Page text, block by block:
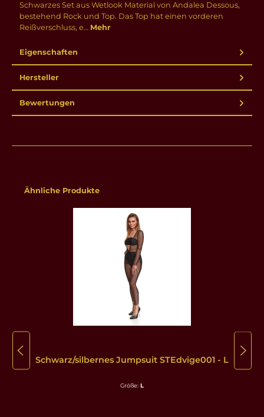
Schwarzes Set aus Wetlook Material von Andalea Dessous,
bestehend Rock und Top. Das Top hat einen vorderen
Reißverschluss, e… Mehr
Eigenschaften
Hersteller
Bewertungen
Produktgalerie überspringen
Ähnliche Produkte
Schwarz/silbernes Jumpsuit STEdvige001 - L
Größe: L